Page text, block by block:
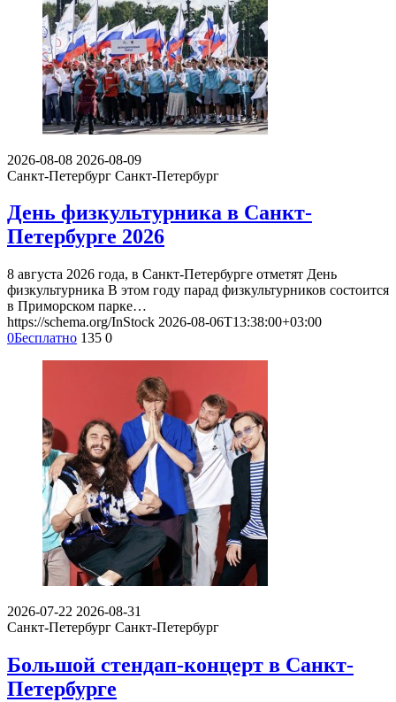
2026-08-08 2026-08-09
Санкт-Петербург Санкт-Петербург
День физкультурника в Санкт-
Петербурге 2026
8 августа 2026 года, в Санкт-Петербурге отметят День
физкультурника В этом году парад физкультурников состоится
в Приморском парке…
https://schema.org/InStock 2026-08-06T13:38:00+03:00
0Бесплатно 135 0
2026-07-22 2026-08-31
Санкт-Петербург Санкт-Петербург
Большой стендап-концерт в Санкт-
Петербурге